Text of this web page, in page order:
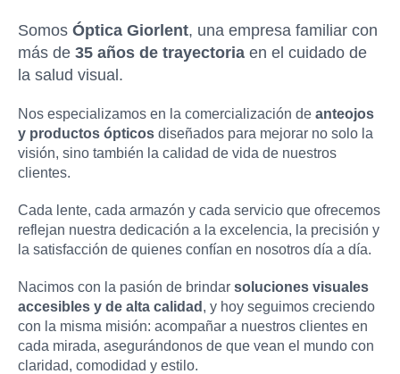
Somos Óptica Giorlent, una empresa familiar con
más de 35 años de trayectoria en el cuidado de
la salud visual.
Nos especializamos en la comercialización de anteojos
y productos ópticos diseñados para mejorar no solo la
visión, sino también la calidad de vida de nuestros
clientes.
Cada lente, cada armazón y cada servicio que ofrecemos
reflejan nuestra dedicación a la excelencia, la precisión y
la satisfacción de quienes confían en nosotros día a día.
Nacimos con la pasión de brindar soluciones visuales
accesibles y de alta calidad , y hoy seguimos creciendo
con la misma misión: acompañar a nuestros clientes en
cada mirada, asegurándonos de que vean el mundo con
claridad, comodidad y estilo.